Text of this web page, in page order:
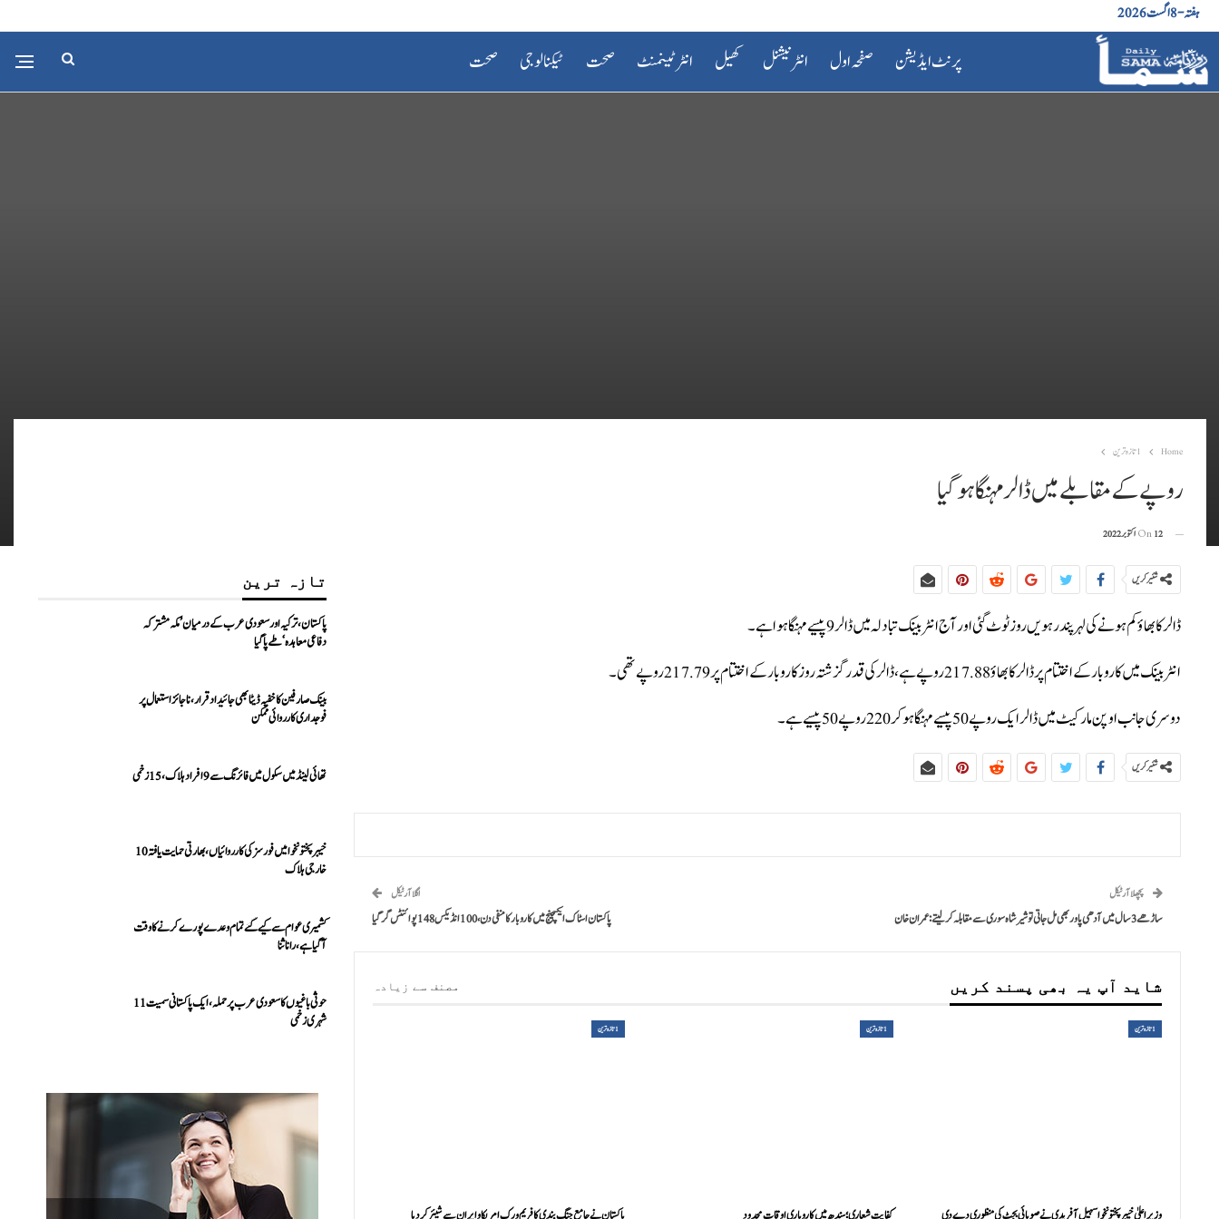
ہفتہ - 8 اگست 2026
پرنٹ ایڈیشن صفحہ اول انٹرنیشنل کھیل انٹرٹینمنٹ صحت ٹیکنالوجی صحت
Home 1تازہ ترین
روپے کے مقابلے میں ڈالر مہنگا ہوگیا
On12 اکتوبر 2022
شئیر کریں
ڈالرکا بھاؤ کم ہونےکی لہر پندرہویں روز ٹوٹ گئی اور آج انٹربینک تبادلہ میں ڈالر 9 پیسے مہنگا ہوا ہے۔
انٹربینک میں کاروبار کے اختتام پر ڈالرکا بھاؤ 217.88 روپے ہے، ڈالر کی قدر گزشتہ روز کاروبار کے اختتام پر 217.79 روپے تھی۔
دوسری جانب اوپن مارکیٹ میں ڈالر ایک روپے 50 پیسے مہنگا ہوکر 220 روپے 50 پیسے ہے۔
شئیر کریں
پچھلا آرٹیکل
ساڑھے3سال میں آدھی پاور بھی مل جاتی تو شیر شاہ سوری سے مقابلہ کرلیتے: عمران خان
اگلا آرٹیکل
پاکستان اسٹاک ایکسچینج میں کاروبار کا منفی دن، 100 انڈیکس 148 پوائنٹس گرگیا
شاید آپ یہ بھی پسند کریں مصنف سے زیادہ
1تازہ ترین 1تازہ ترین 1تازہ ترین
تازہ ترین
پاکستان، ترکیہ اور سعودی عرب کے درمیان ’مکہ مشترکہ
دفاعی معاہدہ‘ طے پا گیا
بینک صارفین کا خفیہ ڈیٹا بھی جائیداد قرار، ناجائز استعمال پر
فوجداری کارروائی ممکن
تھائی لینڈ میں سکول میں فائرنگ سے 9 افراد ہلاک، 15 زخمی
خیبرپختونخوا میں فورسز کی کارروائیاں، بھارتی حمایت یافتہ 10
خارجی ہلاک
کشمیری عوام سے کیے گئے تمام وعدے پورے کرنے کا وقت
آ گیا ہے، رانا ثنا
حوثی باغیوں کا سعودی عرب پر حملہ، ایک پاکستانی سمیت 11
شہری زخمی